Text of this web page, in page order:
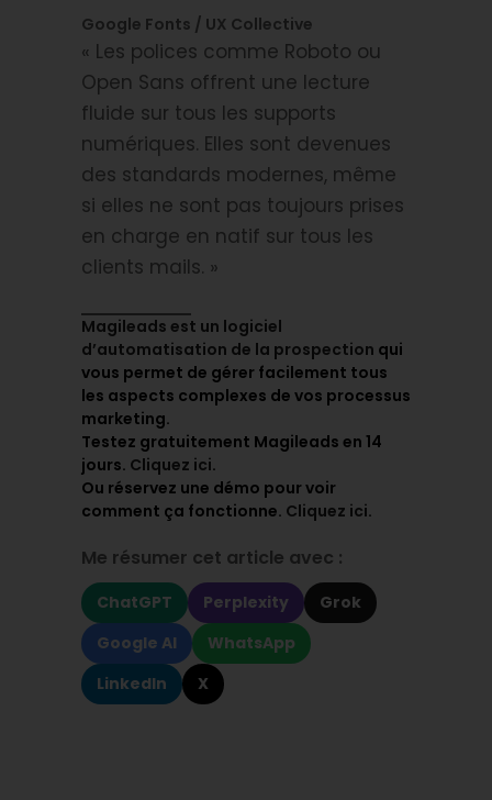
Google Fonts / UX Collective
« Les polices comme Roboto ou
Open Sans offrent une lecture
fluide sur tous les supports
numériques. Elles sont devenues
des standards modernes, même
si elles ne sont pas toujours prises
en charge en natif sur tous les
clients mails. »
Magileads est un logiciel
d’automatisation de la prospection qui
vous permet de gérer facilement tous
les aspects complexes de vos processus
marketing.
Testez gratuitement Magileads en 14
jours. Cliquez ici.
Ou réservez une démo pour voir
comment ça fonctionne. Cliquez ici.
Me résumer cet article avec :
ChatGPT Perplexity
Grok
Google AI
WhatsApp
LinkedIn
X